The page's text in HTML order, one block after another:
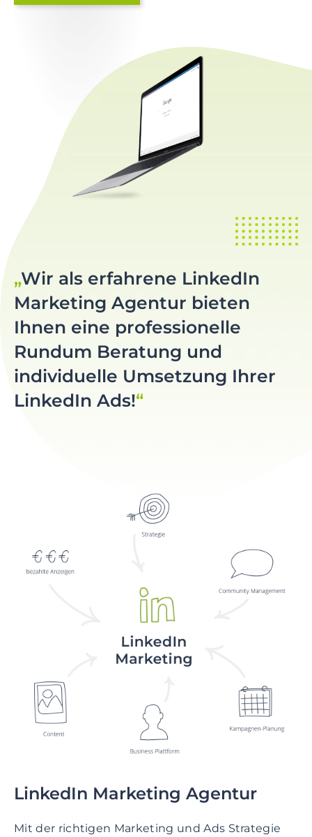
o
Wir als erfahrene LinkedIn
Marketing Agentur bieten
Ihnen eine professionelle
Rundum Beratung und
individuelle Umsetzung Ihrer
LinkedIn Ads!
LinkedIn Marketing Agentur
Mit der richtigen Marketing und Ads Strategie